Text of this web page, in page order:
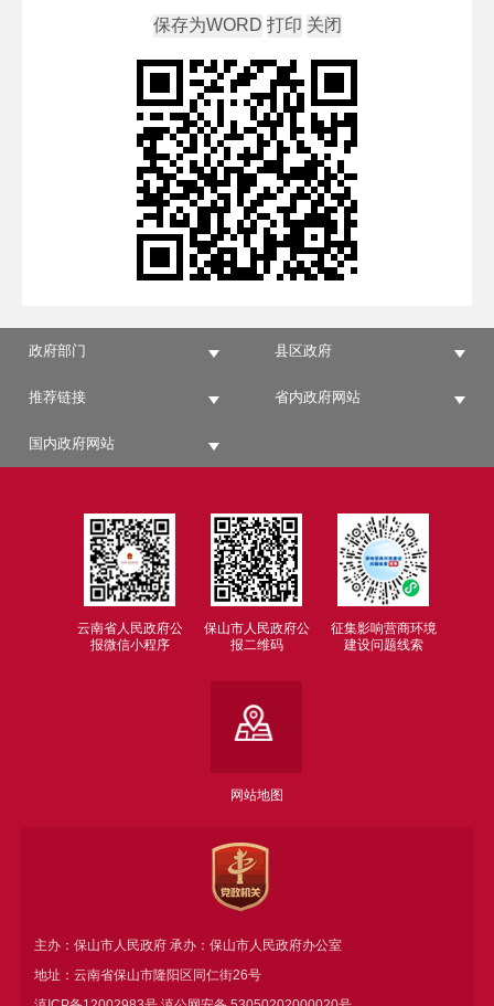
政府部门 县区政府
推荐链接 省内政府网站
国内政府网站
云南省人民政府公
报微信小程序
保山市人民政府公
报二维码
征集影响营商环境
建设问题线索
网站地图
主办：保山市人民政府 承办：保山市人民政府办公室
地址：云南省保山市隆阳区同仁街26号